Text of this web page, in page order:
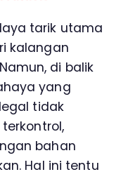
tarik utama
kalangan
di balik
yang
tidak
bahan
Hal ini tentu